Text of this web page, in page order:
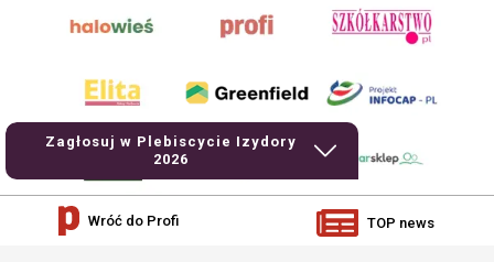
Zagłosuj w Plebiscycie Izydory
2026
Wróć do Profi TOP news